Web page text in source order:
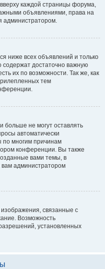
каждой страницы форума,
объявлениями, права на
администратором.
ниже всех объявлений и только
содержат достаточно важную
их по возможности. Так же, как
тем
больше не могут оставлять
автоматически
по многим причинам
конференции. Вы также
вами темы, в
вам администратором
связанные с
Возможность
установленных